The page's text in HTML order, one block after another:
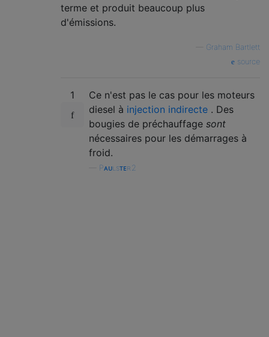
terme et produit beaucoup plus
d'émissions.
Graham Bartlett
source
1
Ce n'est pas le cas pour les moteurs
diesel à injection indirecte . Des
bougies de préchauffage sont
nécessaires pour les démarrages à
froid.
Pᴀᴜʟsᴛᴇʀ2